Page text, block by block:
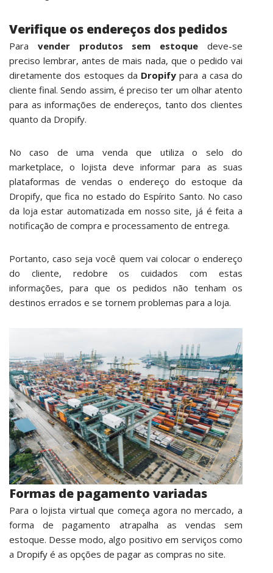
Verifique os endereços dos pedidos
Para vender produtos sem estoque deve-se
preciso lembrar, antes de mais nada, que o pedido vai
diretamente dos estoques da Dropify para a casa do
cliente final. Sendo assim, é preciso ter um olhar atento
para as informações de endereços, tanto dos clientes
quanto da Dropify.
No caso de uma venda que utiliza o selo do
marketplace, o lojista deve informar para as suas
plataformas de vendas o endereço do estoque da
Dropify, que fica no estado do Espírito Santo. No caso
da loja estar automatizada em nosso site, já é feita a
notificação de compra e processamento de entrega.
Portanto, caso seja você quem vai colocar o endereço
do cliente, redobre os cuidados com estas
informações, para que os pedidos não tenham os
destinos errados e se tornem problemas para a loja.
Formas de pagamento variadas
Para o lojista virtual que começa agora no mercado, a
forma de pagamento atrapalha as vendas
sem
estoque. Desse modo, algo positivo em serviços como
a Dropify é as opções de pagar as compras no site.